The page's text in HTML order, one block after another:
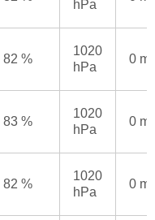
hPa
82 %
1020
hPa
0
83 %
1020
hPa
0
82 %
1020
hPa
0